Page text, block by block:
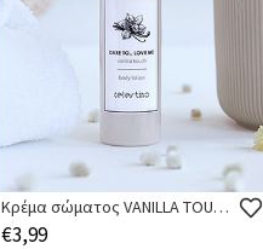
Κρέμα σώματος VANILLA TOUCH 200ml
€3,99